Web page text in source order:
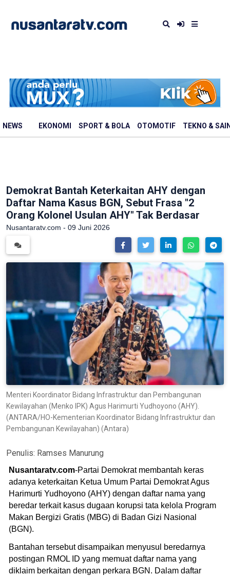
NEWS EKONOMI SPORT & BOLA OTOMOTIF TEKNO &
Demokrat Bantah Keterkaitan AHY dengan
Daftar Nama Kasus BGN, Sebut Frasa "2
Orang Kolonel Usulan AHY" Tak Berdasar
Nusantaratv.com - 09 Juni 2026
Menteri Koordinator Bidang Infrastruktur dan Pembangunan
Kewilayahan (Menko IPK) Agus Harimurti Yudhoyono (AHY).
(ANTARA/HO-Kementerian Koordinator Bidang Infrastruktur dan
Pembangunan Kewilayahan) (Antara)
Penulis: Ramses Manurung
Nusantaratv.com-Partai Demokrat membantah keras
adanya keterkaitan Ketua Umum Partai Demokrat Agus
Harimurti Yudhoyono (AHY) dengan daftar nama yang
beredar terkait kasus dugaan korupsi tata kelola Program
Makan Bergizi Gratis (MBG) di Badan Gizi Nasional
(BGN).
Bantahan tersebut disampaikan menyusul beredarnya
postingan RMOL ID yang memuat daftar nama yang
diklaim berkaitan dengan perkara BGN. Dalam daftar